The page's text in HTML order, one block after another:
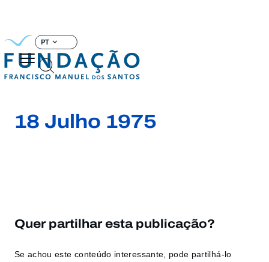
conteúdo
principal
PT
18 Julho 1975
Quer partilhar esta publicação?
Se achou este conteúdo interessante, pode partilhá-lo